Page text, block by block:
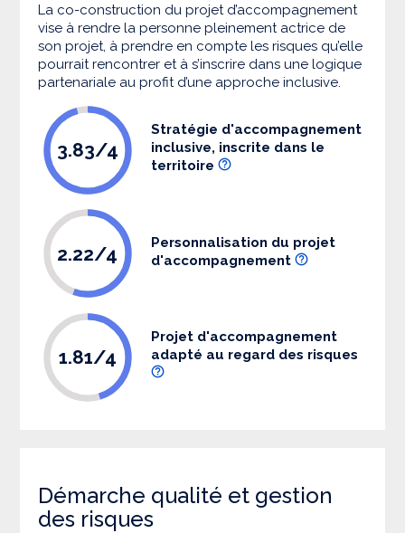
La co-construction du projet d’accompagnement
vise à rendre la personne pleinement actrice de
son projet, à prendre en compte les risques qu’elle
pourrait rencontrer et à s’inscrire dans une logique
partenariale au profit d’une approche inclusive.
3.83/4
Stratégie d'accompagnement
inclusive, inscrite dans le
territoire
2.22/4
Personnalisation du projet
d'accompagnement
1.81/4
Projet d'accompagnement
adapté au regard des risques
Démarche qualité et gestion
des risques